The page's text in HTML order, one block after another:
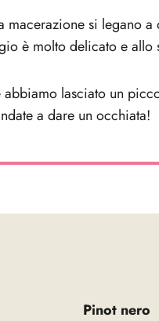
si legano a
è molto delicato e allo
lasciato un
a dare un occhiata!
Pinot nero